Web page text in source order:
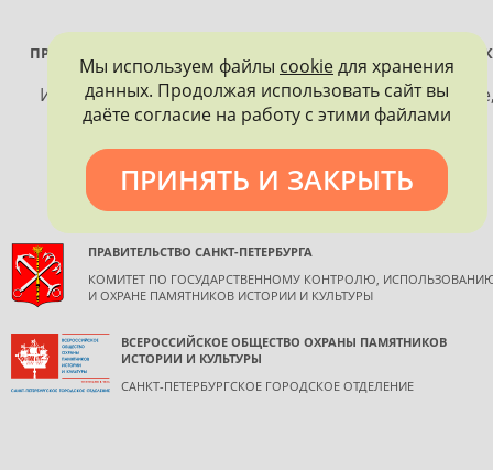
ПРОЕКТ РЕАЛИЗУЕТСЯ ПРИ ПОДДЕРЖКЕ ПРАВИТЕЛЬСТВА
ПЕТЕРБУРГА
Использование материалов, размещенных на
допускается только с согласия правообладателя и
обязательной ссылкой на источник информации.
ПРАВИТЕЛЬСТВО САНКТ-ПЕТЕРБУРГА
КОМИТЕТ ПО ГОСУДАРСТВЕННОМУ КОНТРОЛЮ,
И ОХРАНЕ ПАМЯТНИКОВ ИСТОРИИ И КУЛЬТУРЫ
ВСЕРОССИЙСКОЕ ОБЩЕСТВО ОХРАНЫ ПАМЯТНИКОВ
ИСТОРИИ И КУЛЬТУРЫ
САНКТ-ПЕТЕРБУРГСКОЕ ГОРОДСКОЕ ОТДЕЛЕНИЕ
Мы используем файлы cookieдля хранения
данных. Продолжая использовать сайт вы
даёте согласие на работу с этими файлами
ПРИНЯТЬ И ЗАКРЫТЬ